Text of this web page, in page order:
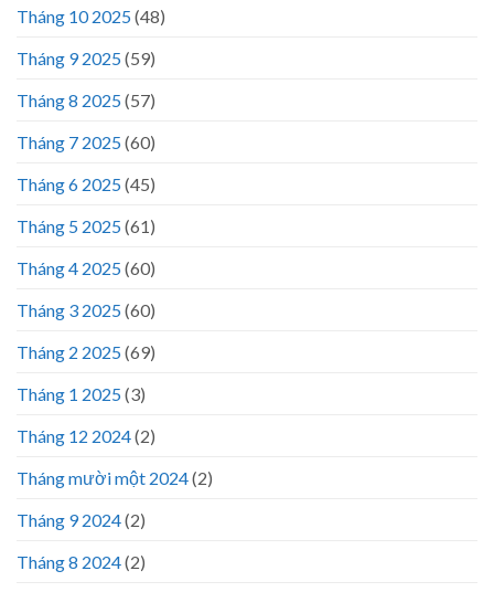
Tháng 10 2025(48)
Tháng 9 2025(59)
Tháng 8 2025(57)
Tháng 7 2025(60)
Tháng 6 2025(45)
Tháng 5 2025(61)
Tháng 4 2025(60)
Tháng 3 2025(60)
Tháng 2 2025(69)
Tháng 1 2025(3)
Tháng 12 2024(2)
Tháng mười một 2024(2)
Tháng 9 2024(2)
Tháng 8 2024(2)